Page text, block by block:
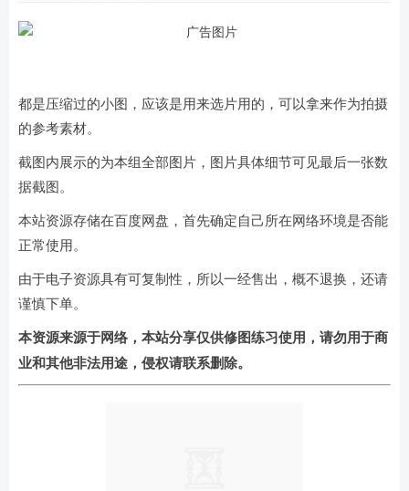
都是压缩过的小图，应该是用来选片用的，可以拿来作为拍摄
的参考素材。
截图内展示的为本组全部图片，图片具体细节可见最后一张数
据截图。
本站资源存储在百度网盘，首先确定自己所在网络环境是否能
正常使用。
由于电子资源具有可复制性，所以一经售出，概不退换，还请
谨慎下单。
本资源来源于网络，本站分享仅供修图练习使用，请勿用于商
业和其他非法用途，侵权请联系删除。